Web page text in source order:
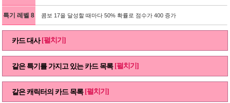
특기 레벨 8 콤보 17을 달성할 때마다 50% 확률로 점수가 400 증가
카드 대사 [펼치기]
같은 특기를 가지고 있는 카드 목록 [펼치기]
같은 캐릭터의 카드 목록 [펼치기]